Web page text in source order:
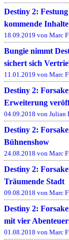
Destiny 2:
kommende Inhalte
18.09.2019 von Marc
Bungie nimmt
sichert sich
11.01.2019 von Marc
Destiny 2:
Erweiterung
04.09.2018 von Julian
Destiny 2:
Bühnenshow
24.08.2018 von Marc
Destiny 2:
Träumende Stadt
09.08.2018 von Marc
Destiny 2:
mit vier
01.08.2018 von Marc